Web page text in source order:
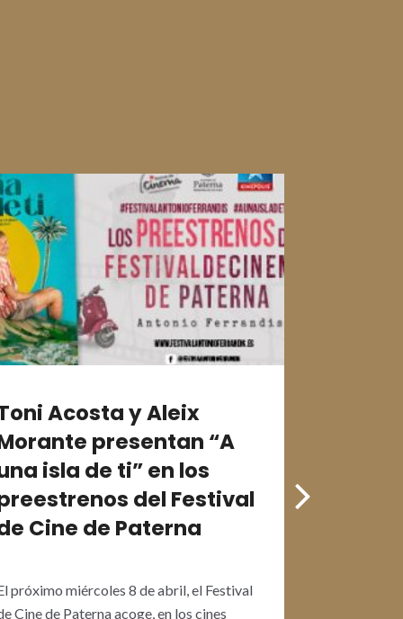
Acosta y Aleix
presentan “A
isla de ti” en los
del Festival
Cine de Paterna
próximo miércoles 8 de abril, el Festival
Cine de Paterna acoge, en los cines